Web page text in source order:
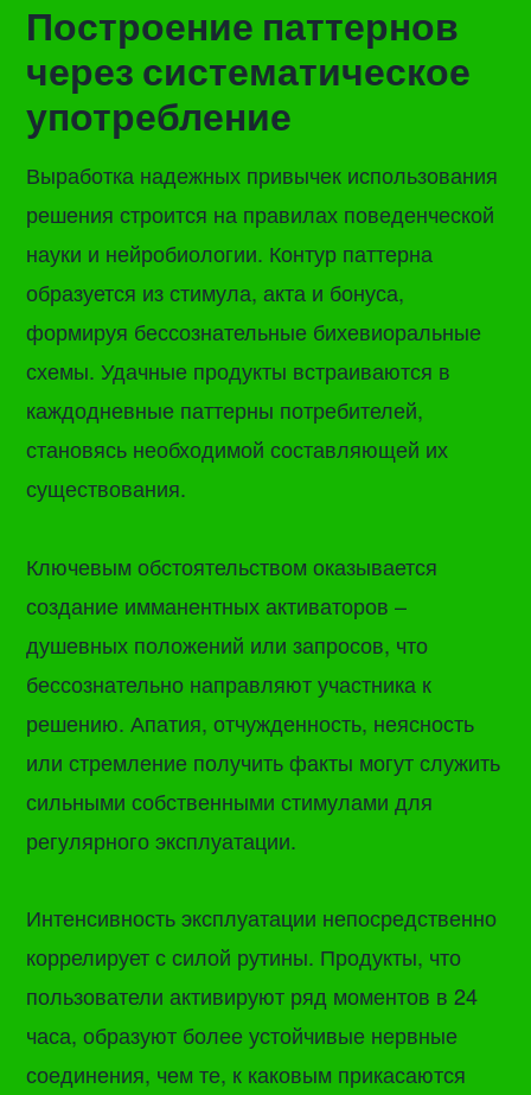
Построение паттернов
через систематическое
употребление
Выработка надежных привычек использования
решения строится на правилах поведенческой
науки и нейробиологии. Контур паттерна
образуется из стимула, акта и бонуса,
формируя бессознательные бихевиоральные
схемы. Удачные продукты встраиваются в
каждодневные паттерны потребителей,
становясь необходимой составляющей их
существования.
Ключевым обстоятельством оказывается
создание имманентных активаторов –
душевных положений или запросов, что
бессознательно направляют участника к
решению. Апатия, отчужденность, неясность
или стремление получить факты могут служить
сильными собственными стимулами для
регулярного эксплуатации.
Интенсивность эксплуатации непосредственно
коррелирует с силой рутины. Продукты, что
пользователи активируют ряд моментов в 24
часа, образуют более устойчивые нервные
соединения, чем те, к каковым прикасаются